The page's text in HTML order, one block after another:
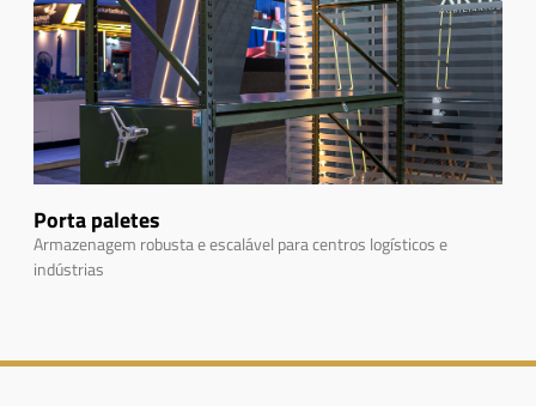
Porta paletes
Armazenagem robusta e escalável para centros logísticos e
indústrias